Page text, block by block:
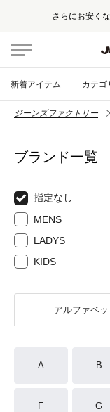
さらにお安く
新着アイテム カテゴ
ジーンズファクトリー
ブランド一覧
指定なし
MENS
LADYS
KIDS
アルファベッ
A B
F G